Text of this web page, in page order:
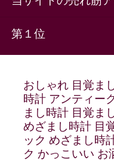
第１位
おしゃれ 目覚ま
時計 アンティー
まし時計 目覚ま
めざまし時計 目
ック めざまし時
ク かっこいい お